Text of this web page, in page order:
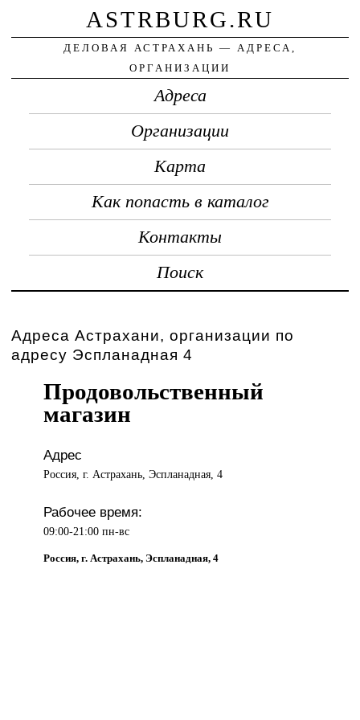
ASTRBURG.RU
ДЕЛОВАЯ АСТРАХАНЬ — АДРЕСА,
ОРГАНИЗАЦИИ
Адреса
Организации
Карта
Как попасть в каталог
Контакты
Поиск
Адреса Астрахани, организации по
адресу Эспланадная 4
Продовольственный
магазин
Адрес
Россия, г. Астрахань, Эспланадная, 4
Рабочее время:
09:00-21:00 пн-вс
Россия, г. Астрахань, Эспланадная, 4